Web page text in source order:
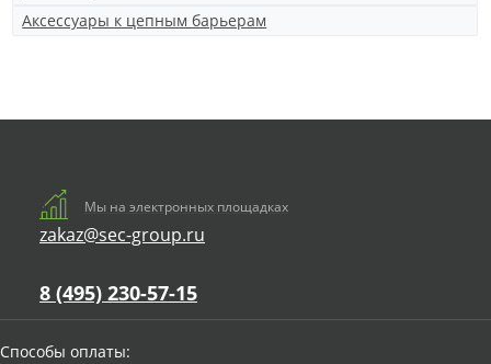
Аксессуары к цепным барьерам
Мы на электронных площадках
zakaz@sec-group.ru
8 (495) 230-57-15
Способы оплаты: